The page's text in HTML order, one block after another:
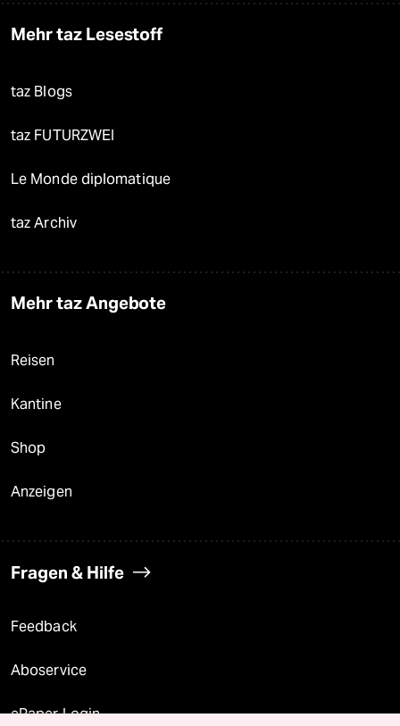
Mehr taz Lesestoff
taz Blogs
taz FUTURZWEI
Le Monde diplomatique
taz Archiv
Mehr taz Angebote
Reisen
Kantine
Shop
Anzeigen
Fragen & Hilfe
Feedback
Aboservice
ePaper Login